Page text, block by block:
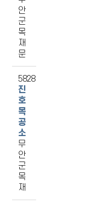
안
군
목
재
문
5828
진
호
목
공
소
무
안
군
목
재